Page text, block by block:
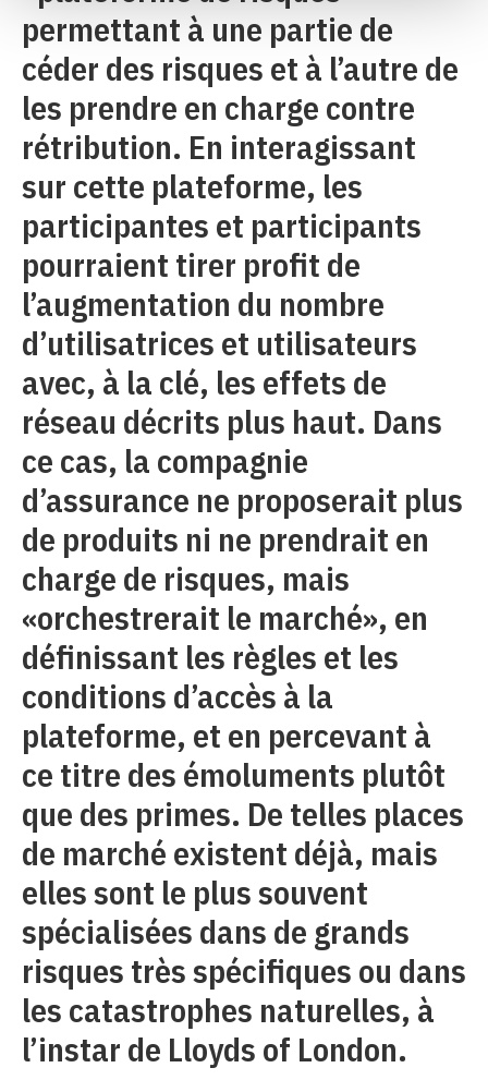
permettant à une partie de
céder des risques et à l’autre de
les prendre en charge contre
rétribution. En interagissant
sur cette plateforme, les
participantes et participants
pourraient tirer profit de
l’augmentation du nombre
d’utilisatrices et utilisateurs
avec, à la clé, les effets de
réseau décrits plus haut. Dans
ce cas, la compagnie
d’assurance ne proposerait plus
de produits ni ne prendrait en
charge de risques, mais
«orchestrerait le marché», en
définissant les règles et les
conditions d’accès à la
plateforme, et en percevant à
ce titre des émoluments plutôt
que des primes. De telles places
de marché existent déjà, mais
elles sont le plus souvent
spécialisées dans de grands
risques très spécifiques ou dans
les catastrophes naturelles, à
l’instar de Lloyds of London.